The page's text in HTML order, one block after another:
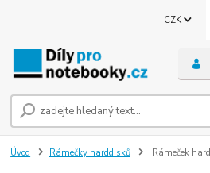
CZK
Úvod Rámečky harddisků Rámeček